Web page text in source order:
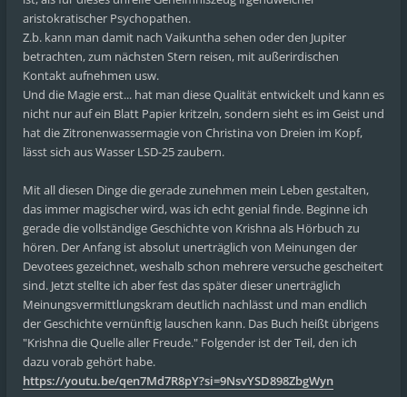
aristokratischer Psychopathen.
Z.b. kann man damit nach Vaikuntha sehen oder den Jupiter
betrachten, zum nächsten Stern reisen, mit außerirdischen
Kontakt aufnehmen usw.
Und die Magie erst... hat man diese Qualität entwickelt und kann es
nicht nur auf ein Blatt Papier kritzeln, sondern sieht es im Geist und
hat die Zitronenwassermagie von Christina von Dreien im Kopf,
lässt sich aus Wasser LSD-25 zaubern.
Mit all diesen Dinge die gerade zunehmen mein Leben gestalten,
das immer magischer wird, was ich echt genial finde. Beginne ich
gerade die vollständige Geschichte von Krishna als Hörbuch zu
hören. Der Anfang ist absolut unerträglich von Meinungen der
Devotees gezeichnet, weshalb schon mehrere versuche gescheitert
sind. Jetzt stellte ich aber fest das später dieser unerträglich
Meinungsvermittlungskram deutlich nachlässt und man endlich
der Geschichte vernünftig lauschen kann. Das Buch heißt übrigens
"Krishna die Quelle aller Freude." Folgender ist der Teil, den ich
dazu vorab gehört habe.
https://youtu.be/qen7Md7R8pY?si=9NsvYSD898ZbgWyn